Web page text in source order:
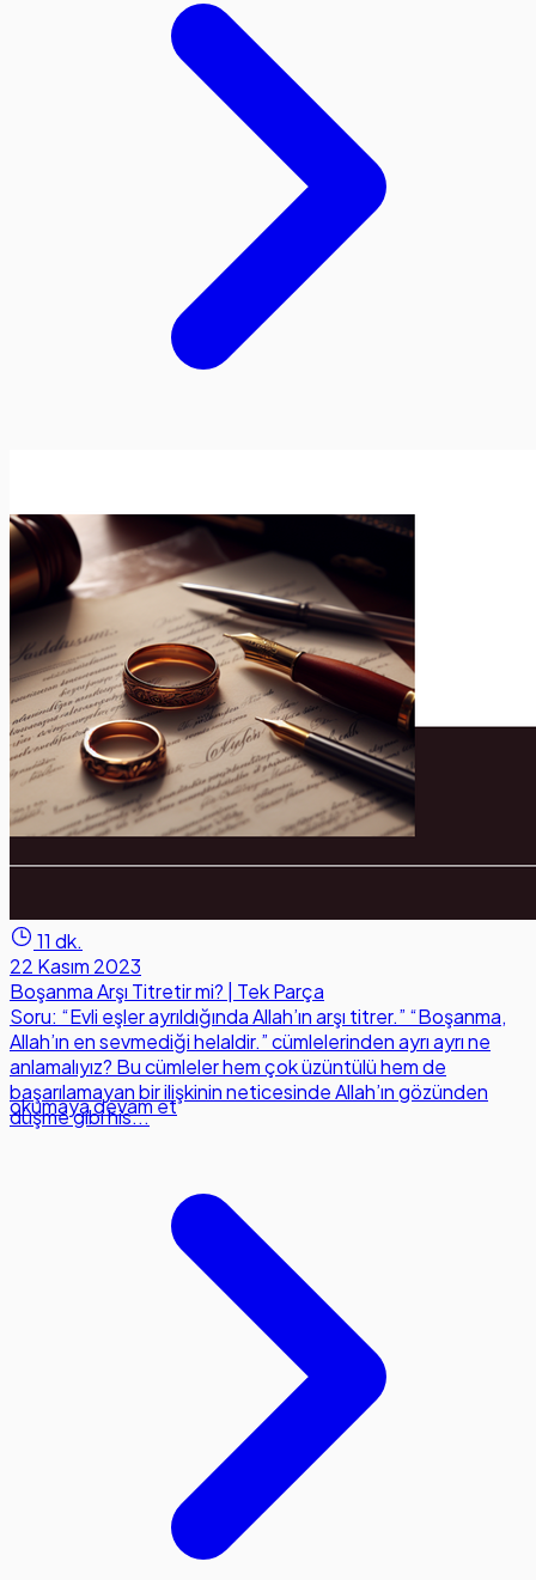
11 dk.
22 Kasım 2023
Boşanma Arşı Titretir mi? | Tek Parça
Soru: “Evli eşler ayrıldığında Allah’ın arşı titrer.” “Boşanma,
Allah’ın en sevmediği helaldir.” cümlelerinden ayrı ayrı ne
anlamalıyız? Bu cümleler hem çok üzüntülü hem de
başarılamayan bir ilişkinin neticesinde Allah’ın gözünden
düşme gibi his...
okumaya devam et